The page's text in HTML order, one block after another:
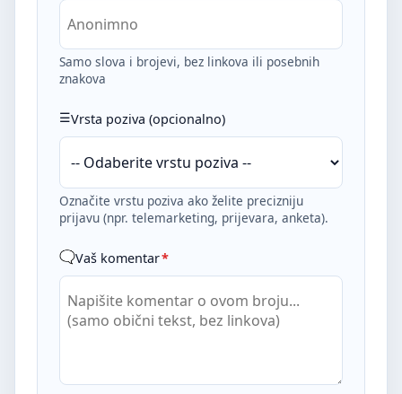
Samo slova i brojevi, bez linkova ili posebnih
znakova
Vrsta poziva (opcionalno)
Označite vrstu poziva ako želite precizniju
prijavu (npr. telemarketing, prijevara, anketa).
Vaš komentar*